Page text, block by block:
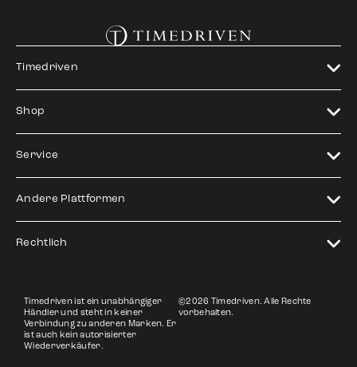
Timedriven
Shop
Service
Andere Plattformen
Rechtlich
Timedriven ist ein unabhängiger
Händler und steht in keiner
Verbindung zu anderen Marken. Er
ist auch kein autorisierter
Wiederverkäufer.
©2026 Timedriven. Alle Rechte
vorbehalten.